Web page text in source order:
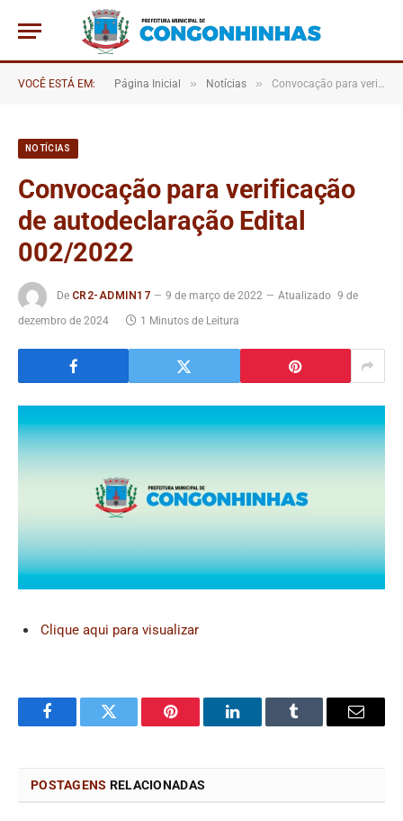
VOCÊ ESTÁ EM: Página Inicial » Notícias » Convocação para verificação de autodeclaração Edital 002/2022
NOTÍCIAS
Convocação para verificação
de autodeclaração Edital
002/2022
De CR2-ADMIN17 9 de março de 2022 Atualizado 9 de
dezembro de 2024
1 Minutos de Leitura
Clique aqui para visualizar
FacebookTwitter Pinterest LinkedInTumblr Email
POSTAGENS RELACIONADAS